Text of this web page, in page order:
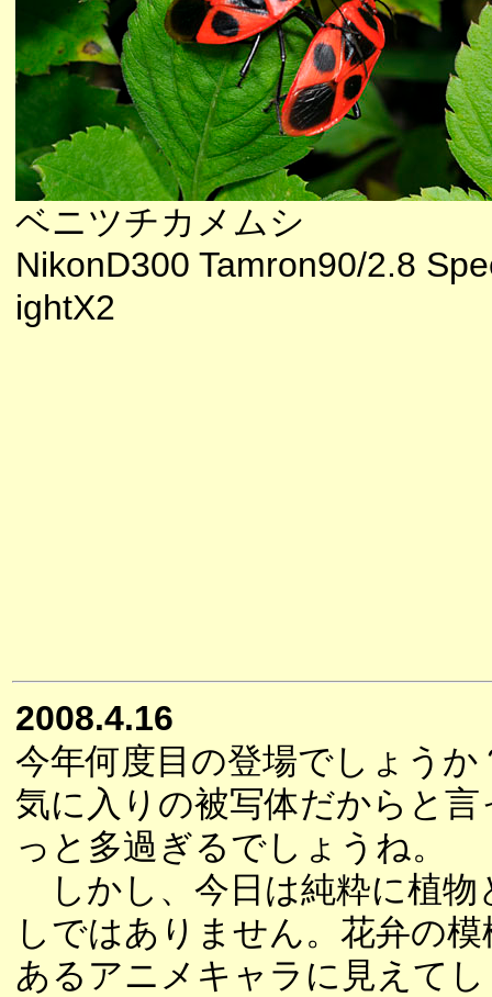
ベニツチカメムシ
NikonD300 Tamron90/2.8
ightX2
2008.4.16
今年何度目の登場でしょうか
気に入りの被写体だからと
っと多過ぎるでしょうね。
しかし、今日は純粋に植物
しではありません。花弁の
あるアニメキャラに見えて